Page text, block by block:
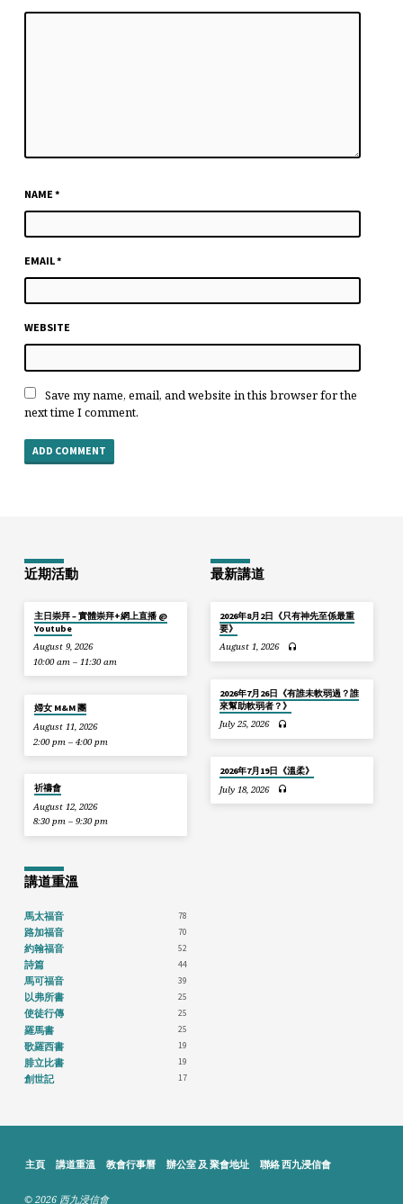
NAME *
EMAIL*
WEBSITE
Save my name, email, and website in this browser for the
next time I comment.
近期活動
主日崇拜 – 實體崇拜+網上直播 @
Youtube
August 9, 2026
10:00 am – 11:30 am
婦女 M&M 團
August 11, 2026
2:00 pm – 4:00 pm
祈禱會
August 12, 2026
8:30 pm – 9:30 pm
最新講道
2026年8月2日《只有神先至係最重
要》
August 1, 2026
2026年7月26日《有誰未軟弱過？誰
來幫助軟弱者？》
July 25, 2026
2026年7月19日《溫柔》
July 18, 2026
講道重溫
馬太福音 78
路加福音 70
約翰福音 52
詩篇 44
馬可福音 39
以弗所書 25
使徒行傳 25
羅馬書 25
歌羅西書 19
腓立比書 19
創世記 17
主頁 講道重溫 教會行事曆 辦公室 及 聚會地址 聯絡 西九浸信會
© 2026 西九浸信會